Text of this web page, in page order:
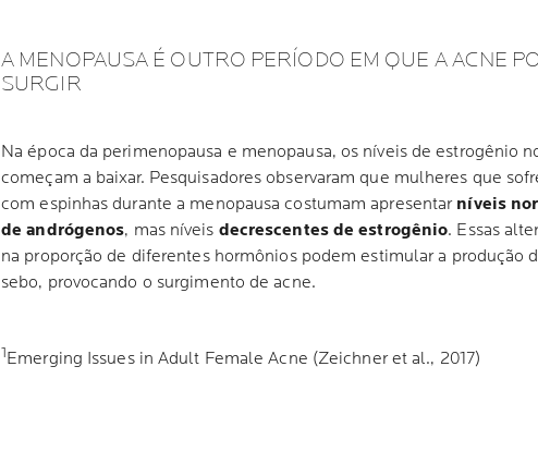
A MENOPAUSA É OUTRO PERÍODO EM QUE A ACNE
SURGIR
Na época da perimenopausa e menopausa, os níveis de estrogênio
começam a baixar. Pesquisadores observaram que mulheres que
com espinhas durante a menopausa costumam apresentar níveis
de andrógenos, mas níveis decrescentes de estrogênio. Essas
na proporção de diferentes hormônios podem estimular a produção
sebo, provocando o surgimento de acne.
1Emerging Issues in Adult Female Acne (Zeichner et al., 2017)